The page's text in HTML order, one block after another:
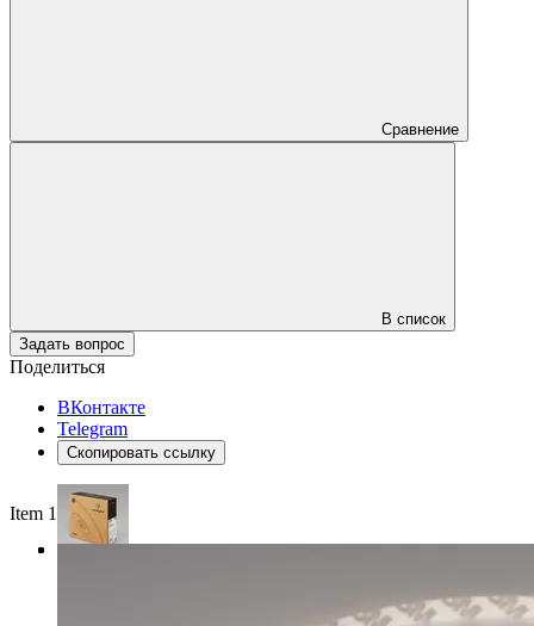
Сравнение
В список
Задать вопрос
Поделиться
ВКонтакте
Telegram
Скопировать ссылку
Item 1 of 4